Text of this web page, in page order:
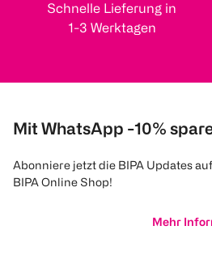
Schnelle Lieferung in
1-3 Werktagen
Mit WhatsApp -10%
Abonniere jetzt die BIPA Updates
BIPA Online Shop!
Mehr